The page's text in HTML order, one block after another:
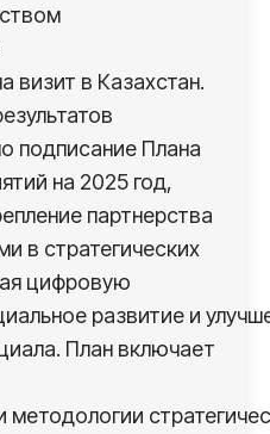
визит в Казахстан.
подписание Плана
на 2025 год,
партнерства
в стратегических
цифровую
развитие и
План включает